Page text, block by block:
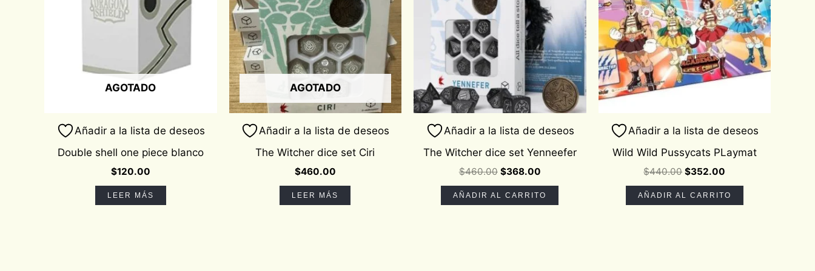
AGOTADO
Añadir a la lista de deseos
Double shell one piece blanco
$120.00
LEER MÁS
AGOTADO
Añadir a la lista de deseos
The Witcher dice set Ciri
$460.00
LEER MÁS
Añadir a la lista de deseos
The Witcher dice set Yenneefer
$460.00 $368.00
AÑADIR AL CARRITO
Añadir a la lista de deseos
Wild Wild Pussycats PLaymat
$440.00 $352.00
AÑADIR AL CARRITO